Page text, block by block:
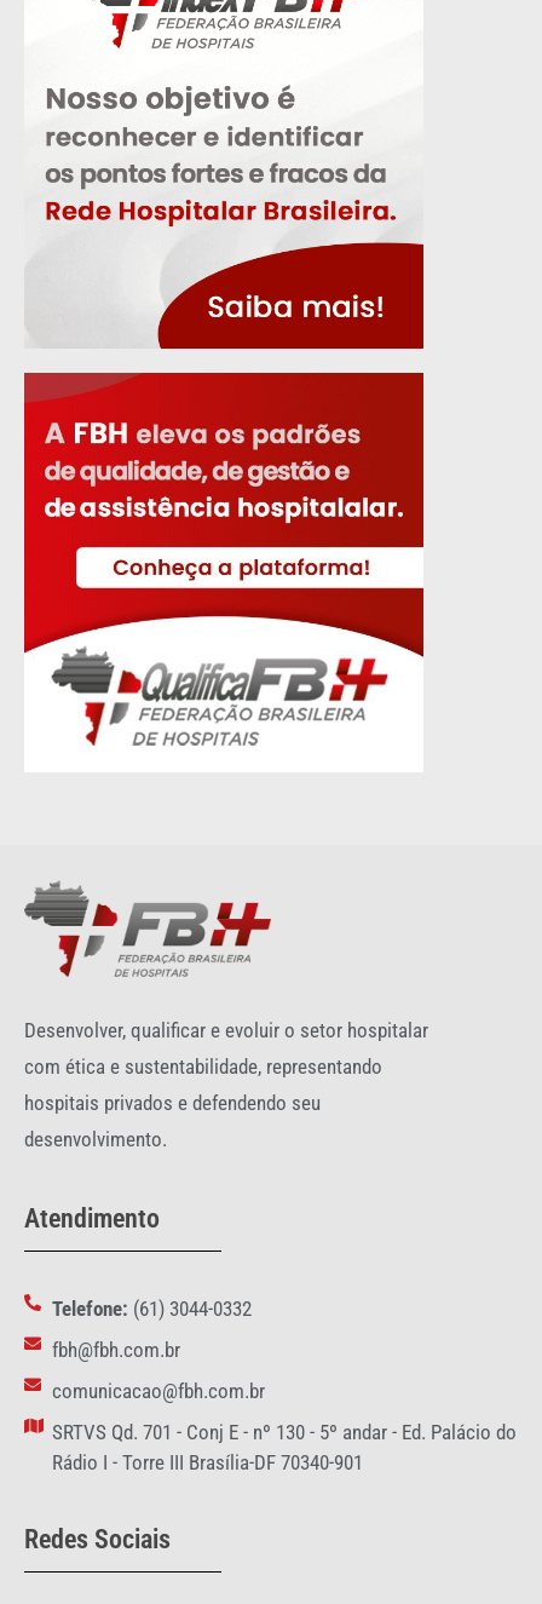
Desenvolver, qualificar e evoluir o setor hospitalar
com ética e sustentabilidade, representando
hospitais privados e defendendo seu
desenvolvimento.
Atendimento
Telefone: (61) 3044-0332
fbh@fbh.com.br
comunicacao@fbh.com.br
SRTVS Qd. 701 - Conj E - nº 130 - 5º andar - Ed. Palácio do
Rádio I - Torre III Brasília-DF 70340-901
Redes Sociais